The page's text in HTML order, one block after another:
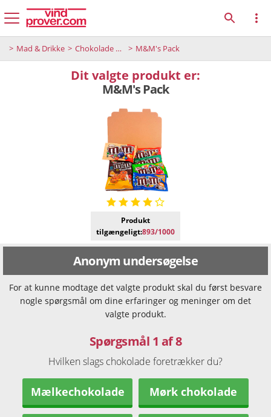
Mad & Drikke Chokolade og desserter M&M's Pack
Dit valgte produkt er:
M&M's Pack
Produkt
tilgængeligt:893/1000
Anonym undersøgelse
For at kunne modtage det valgte produkt skal du først besvare
nogle spørgsmål om dine erfaringer og meninger om det
valgte produkt.
Spørgsmål 1 af 8
Hvilken slags chokolade foretrækker du?
Mælkechokolade Mørk chokolade